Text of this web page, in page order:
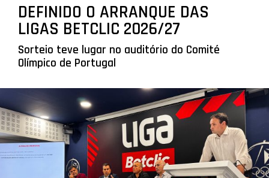
DEFINIDO O ARRANQUE DAS
LIGAS BETCLIC 2026/27
Sorteio teve lugar no auditório do Comité
Olímpico de Portugal